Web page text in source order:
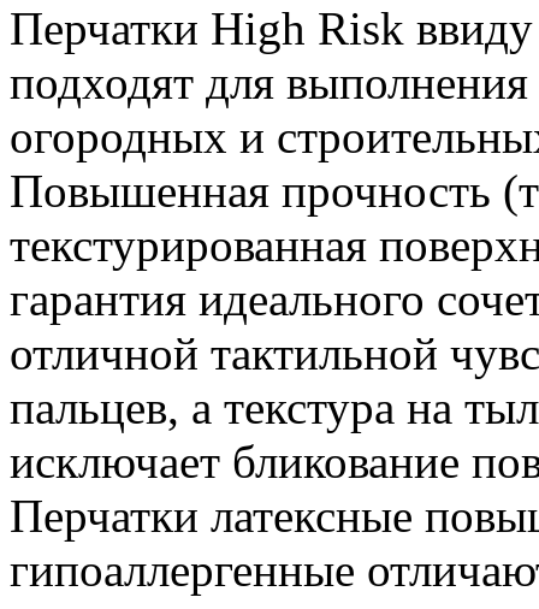
Перчатки High Risk
подходят для
огородных и
Повышенная прочность
текстурированная
гарантия идеального
отличной тактильной
пальцев, а текстура на
исключает бликование
Перчатки латексные
гипоаллергенные